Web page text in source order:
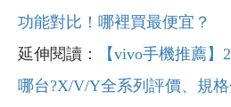
功能對比！哪裡買最便宜？
延伸閱讀：
【vivo手機推薦】
哪台?X/V/Y全系列評價、規格